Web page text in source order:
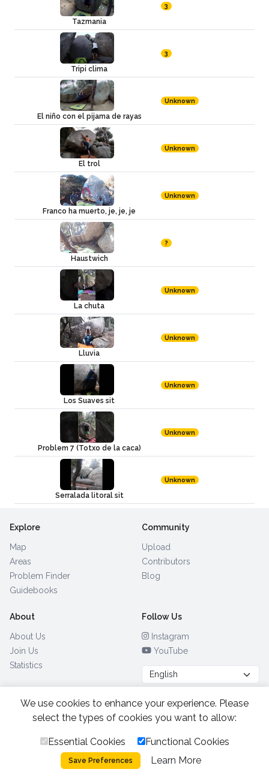
Tazmania
3
Tripi clima
3
El niño con el pijama de rayas
Unknown
El trol
Unknown
Franco ha muerto, je, je, je
Unknown
Haustwich
?
La chuta
Unknown
Lluvia
Unknown
Los Suaves sit
Unknown
Problem 7 (Totxo de la caca)
Unknown
Serralada litoral sit
Unknown
Explore
Map
Areas
Problem Finder
Guidebooks
Community
Upload
Contributors
Blog
About
About Us
Join Us
Statistics
Follow Us
Instagram
YouTube
Browse by Country (28)
All Rights Reserved.2026.
Privacy Policy
Cookies
We use cookies to enhance your experience. Please
select the types of cookies you want to allow:
Essential Cookies Functional Cookies
Save Preferences Learn More